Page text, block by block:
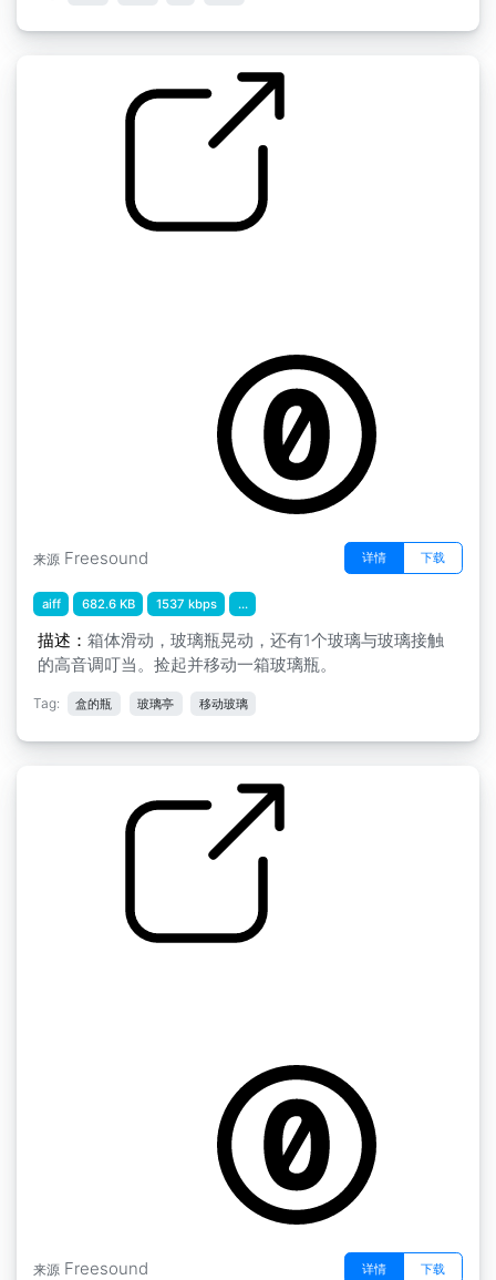
来源 Freesound 详情 下载
aiff 682.6 KB 1537 kbps ...
描述： 箱体滑动，玻璃瓶晃动，还有1个玻璃与玻璃接触
的高音调叮当。捡起并移动一箱玻璃瓶。
Tag: 盒的瓶 玻璃亭 移动玻璃
来源 Freesound 详情 下载